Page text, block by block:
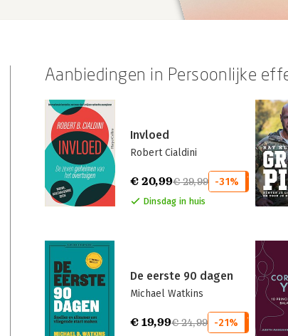
Aanbiedingen in Persoonlijke
Invloed
Robert Cialdini
€ 20,99€ 29,99 -31%
Dinsdag in huis
De eerste 90 dagen
Michael Watkins
€ 19,99€ 24,99 -21%